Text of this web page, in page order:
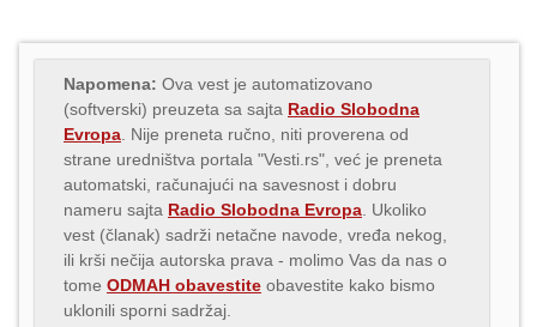
Napomena: Ova vest je automatizovano
(softverski) preuzeta sa sajta Radio Slobodna
Evropa . Nije preneta ručno, niti proverena od
strane uredništva portala "Vesti.rs", već je preneta
automatski, računajući na savesnost i dobru
nameru sajta Radio Slobodna Evropa . Ukoliko
vest (članak) sadrži netačne navode, vređa nekog,
ili krši nečija autorska prava - molimo Vas da nas o
tome ODMAH obavestite obavestite kako bismo
uklonili sporni sadržaj.